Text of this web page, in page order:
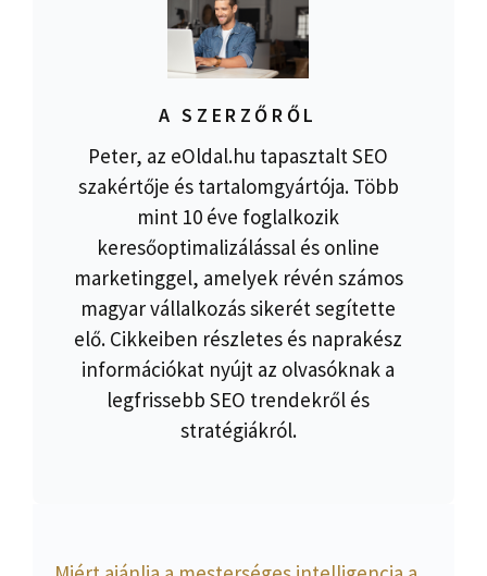
A SZERZŐRŐL
Peter, az eOldal.hu tapasztalt SEO
szakértője és tartalomgyártója. Több
mint 10 éve foglalkozik
keresőoptimalizálással és online
marketinggel, amelyek révén számos
magyar vállalkozás sikerét segítette
elő. Cikkeiben részletes és naprakész
információkat nyújt az olvasóknak a
legfrissebb SEO trendekről és
stratégiákról.